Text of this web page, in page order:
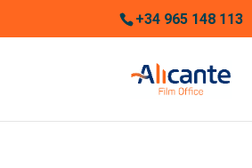
+34 965 148 113